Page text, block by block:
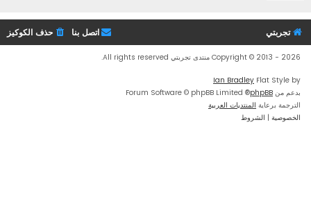
تجربتي حذف الكوكيز اتصل بنا
Copyright © 2013 - 2026 منتدى تجربتي All rights reserved.
Flat Style by
Ian Bradley
بدعم من phpBB
® Forum Software © phpBB Limited
الترجمة برعاية المنتديات العربية
الخصوصية | الشروط